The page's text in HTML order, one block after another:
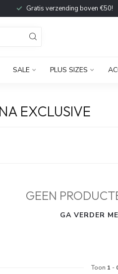
Gratis verzending boven €50!
SALE PLUS SIZES
EXCLUSIVE
GEEN
GA VERDER
Toon 1 -